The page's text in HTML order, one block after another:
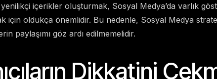
içerikler oluşturmak, Sosyal Medya’da varlık
için oldukça önemlidir. Bu nedenle, Sosyal Medya
paylaşımı göz ardı edilmemelidir.
Dikkatini